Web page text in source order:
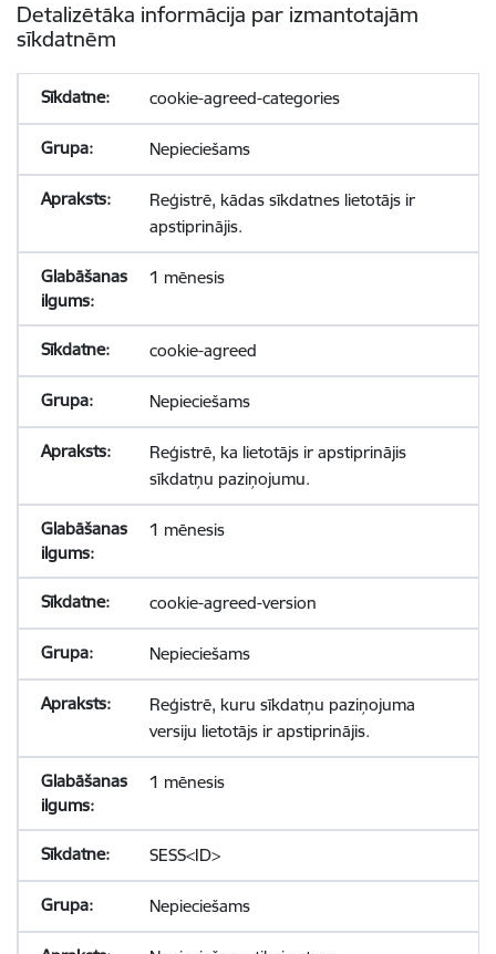
Detalizētāka informācija par izmantotajām
sīkdatnēm
cookie-agreed-categories
Nepieciešams
Reģistrē, kādas sīkdatnes lietotājs ir
apstiprinājis.
1 mēnesis
cookie-agreed
Nepieciešams
Reģistrē, ka lietotājs ir apstiprinājis
sīkdatņu paziņojumu.
1 mēnesis
cookie-agreed-version
Nepieciešams
Reģistrē, kuru sīkdatņu paziņojuma
versiju lietotājs ir apstiprinājis.
1 mēnesis
SESS<ID>
Nepieciešams